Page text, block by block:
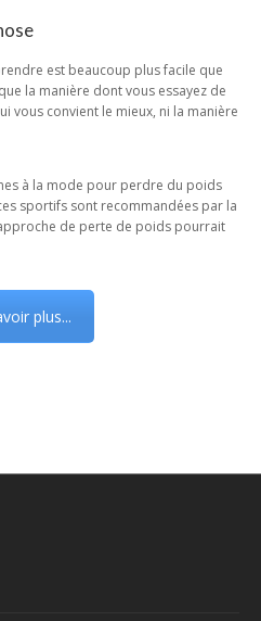
est beaucoup plus facile que
la manière dont vous essayez de
vous convient le mieux, ni la manière
à la mode pour perdre du poids
sportifs sont recommandées par la
de perte de poids pourrait
plus...